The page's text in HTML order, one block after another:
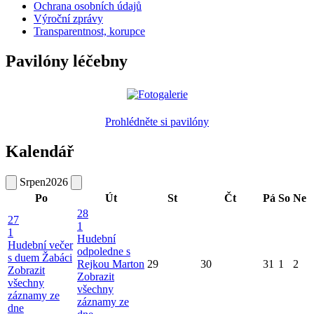
Ochrana osobních údajů
Výroční zprávy
Transparentnost, korupce
Pavilóny léčebny
Prohlédněte si pavilóny
Kalendář
Srpen2026
Po
Út St Čt Pá So Ne
27
1
Hudební večer
s duem Žabáci
Zobrazit
všechny
záznamy ze
dne
28
1
Hudební
odpoledne s
Rejkou Marton
Zobrazit
všechny
záznamy ze
29 30 31 1 2